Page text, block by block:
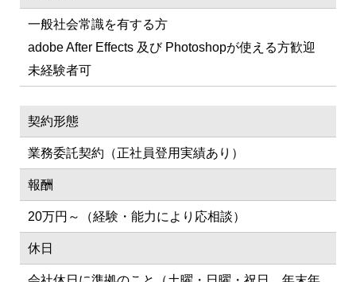
一般社会常識を有する方
adobe After Effects 及び Photoshopが使える方歓迎
未経験者可
契約形態
業務委託契約（正社員登用実績あり）
報酬
20万円～（経験・能力により応相談）
休日